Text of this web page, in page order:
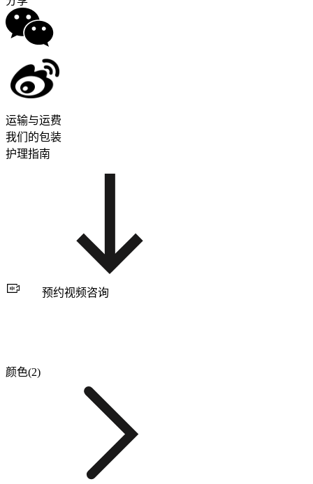
运输与运费
我们的包装
护理指南
预约视频咨询
颜色(2)